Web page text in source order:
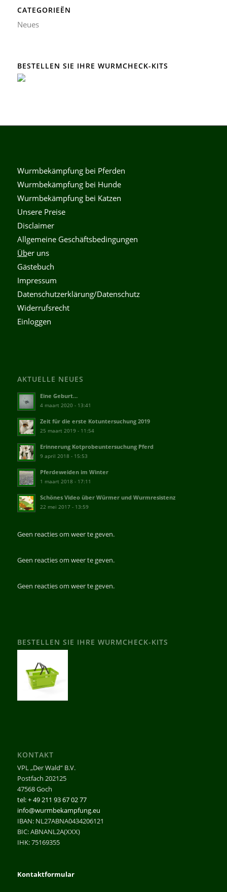
CATEGORIEËN
Neues
BESTELLEN SIE IHRE WURMCHECK-KITS
Wurmbekämpfung bei Pferden
Wurmbekämpfung bei Hunde
Wurmbekämpfung bei Katzen
Unsere Preise
Disclaimer
Allgemeine Geschäftsbedingungen
Über uns
Gästebuch
Impressum
Datenschutzerklärung/Datenschutz
Widerrufsrecht
Einloggen
AKTUELLE NEUES
Eine Geburt…
4 maart 2020 - 13:41
Zeit für die erste Kotuntersuchung 2019
25 maart 2019 - 11:54
Erinnerung Kotprobeuntersuchung Pferd
9 april 2018 - 15:53
Pferdeweiden im Winter
1 maart 2018 - 17:11
Schönes Video über Würmer und Wurmresistenz
22 mei 2017 - 13:59
Geen reacties om weer te geven.
Geen reacties om weer te geven.
Geen reacties om weer te geven.
BESTELLEN SIE IHRE WURMCHECK-KITS
KONTAKT
VPL „Der Wald“ B.V.
Postfach 202125
47568 Goch
tel: + 49 211 93 67 02 77
info@wurmbekampfung.eu
IBAN: NL27ABNA0434206121
BIC: ABNANL2A(XXX)
IHK: 75169355
Kontaktformular